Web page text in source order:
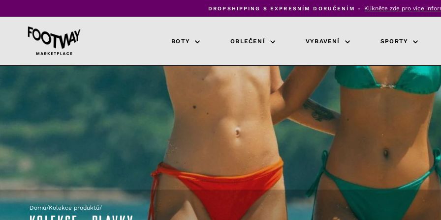
obsahu
Pozastavit
DROPSHIPPING S EXPRESNÍM DORUČENÍM - Klikněte zde pro více
BOTY OBLEČENÍ VYBAVENÍ SPORTY
Domů/Kolekce produktů/